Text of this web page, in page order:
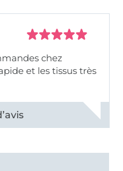
chez
et les tissus très